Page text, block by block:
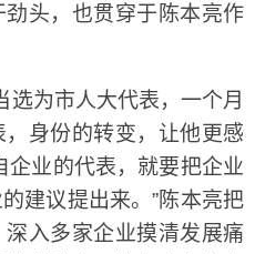
头，也贯穿于陈本亮作
为市人大代表，一个月
身份的转变，让他更感
企业的代表，就要把企业
建议提出来。”陈本亮把
入多家企业摸清发展痛